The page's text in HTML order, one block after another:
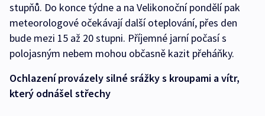
stupňů. Do konce týdne a na Velikonoční pondělí pak
meteorologové očekávají další oteplování, přes den
bude mezi 15 až 20 stupni. Příjemné jarní počasí s
polojasným nebem mohou občasně kazit přeháňky.
Ochlazení provázely silné srážky s kroupami a vítr,
který odnášel střechy